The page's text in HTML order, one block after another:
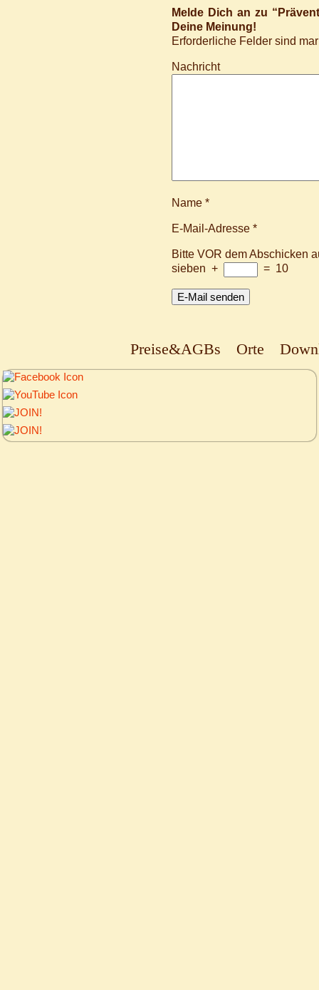
Melde Dich an zu
Deine Meinung!
Erforderliche Felder sind
Nachricht
Name *
E-Mail-Adresse *
Bitte VOR dem Abschicken
sieben + = 10
Preise&AGBs Orte